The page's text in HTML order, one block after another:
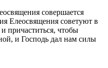
совершается
Елеосвящения советуют в
причаститься, чтобы
и Господь дал нам силы